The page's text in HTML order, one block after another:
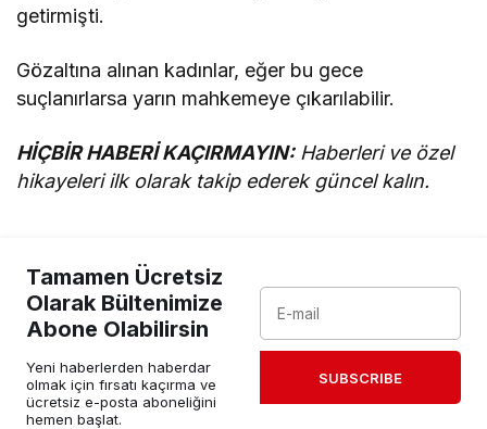
getirmişti.
Gözaltına alınan kadınlar, eğer bu gece
suçlanırlarsa yarın mahkemeye çıkarılabilir.
HİÇBİR HABERİ KAÇIRMAYIN: Haberleri ve özel
hikayeleri ilk olarak takip ederek güncel kalın.
Tamamen Ücretsiz
Olarak Bültenimize
Abone Olabilirsin
Yeni haberlerden haberdar
olmak için fırsatı kaçırma ve
ücretsiz e-posta aboneliğini
hemen başlat.
SUBSCRIBE